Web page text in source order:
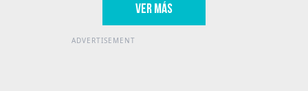
VER MÁS